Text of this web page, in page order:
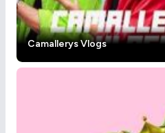
Camallerys Vlogs